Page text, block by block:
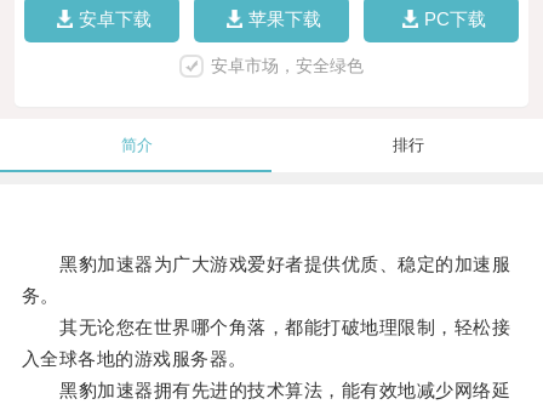
安卓下载 苹果下载 PC下载
安卓市场，安全绿色
简介 排行
黑豹加速器为广大游戏爱好者提供优质、稳定的加速服
务。
其无论您在世界哪个角落，都能打破地理限制，轻松接
入全球各地的游戏服务器。
黑豹加速器拥有先进的技术算法，能有效地减少网络延